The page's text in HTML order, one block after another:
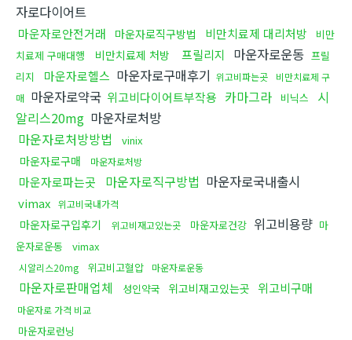
자로다이어트
마운자로안전거래 마운자로직구방법 비만치료제 대리처방
비만
치료제 구매대행
비만치료제 처방 프릴리지 마운자로운동 프릴
리지
마운자로헬스 마운자로구매후기 위고비파는곳
비만치료제 구
매 마운자로약국 위고비다이어트부작용 카마그라 비닉스
시
알리스20mg 마운자로처방
마운자로처방방법
vinix
마운자로구매 마운자로처방
마운자로파는곳 마운자로직구방법 마운자로국내출시
vimax 위고비국내가격
마운자로구입후기 위고비재고있는곳 마운자로건강 위고비용량 마
운자로운동
vimax
시알리스20mg 위고비고혈압 마운자로운동
마운자로판매업체 성인약국 위고비재고있는곳 위고비구매
마운자로 가격 비교
마운자로런닝